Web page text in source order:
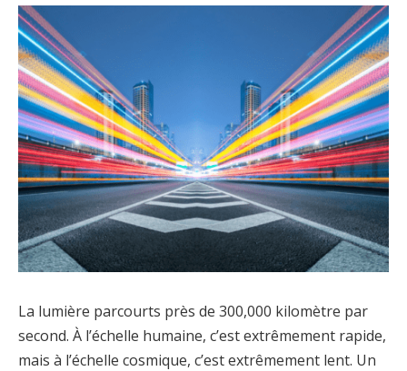
La lumière parcourts près de 300,000 kilomètre par
second. À l’échelle humaine, c’est extrêmement rapide,
mais à l’échelle cosmique, c’est extrêmement lent. Un